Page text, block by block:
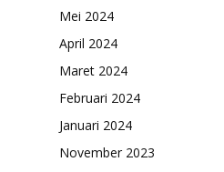
Mei 2024
April 2024
Maret 2024
Februari 2024
Januari 2024
November 2023